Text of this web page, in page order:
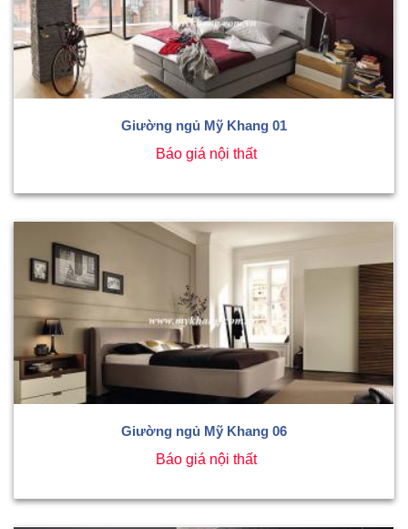
Giường ngủ Mỹ Khang 01
Báo giá nội thất
Giường ngủ Mỹ Khang 06
Báo giá nội thất